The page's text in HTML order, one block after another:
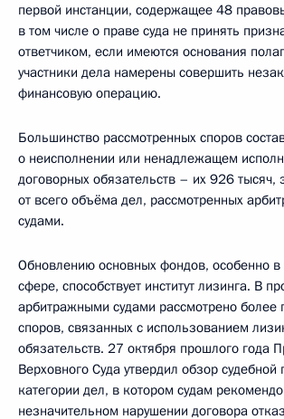
первой инстанции, содержащее 48
в том числе о праве суда не принять
ответчиком, если имеются основания
участники дела намерены совершить
финансовую операцию.
Большинство рассмотренных споров
о неисполнении или ненадлежащем
договорных обязательств – их 926 тысяч,
от всего объёма дел, рассмотренных
судами.
Обновлению основных фондов, особенно в
сфере, способствует институт лизинга. В
арбитражными судами рассмотрено более
споров, связанных с использованием
обязательств. 27 октября прошлого года
Верховного Суда утвердил обзор судебной
категории дел, в котором судам
незначительном нарушении договора